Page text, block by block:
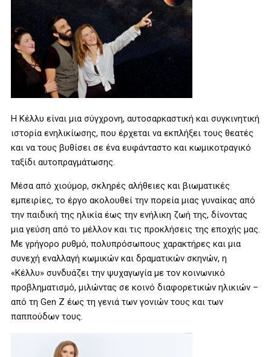
Η Κέλλυ είναι μια σύγχρονη, αυτοσαρκαστική και συγκινητική
ιστορία ενηλικίωσης, που έρχεται να εκπλήξει τους θεατές
και να τους βυθίσει σε ένα ευφάνταστο και κωμικοτραγικό
ταξίδι αυτοπραγμάτωσης.
Μέσα από χιούμορ, σκληρές αλήθειες και βιωματικές
εμπειρίες, το έργο ακολουθεί την πορεία μιας γυναίκας από
την παιδική της ηλικία έως την ενήλικη ζωή της, δίνοντας
μια γεύση από το μέλλον και τις προκλήσεις της εποχής μας.
Με γρήγορο ρυθμό, πολυπρόσωπους χαρακτήρες και μια
συνεχή εναλλαγή κωμικών και δραματικών σκηνών, η
«Κέλλυ» συνδυάζει την ψυχαγωγία με τον κοινωνικό
προβληματισμό, μιλώντας σε κοινό διαφορετικών ηλικιών –
από τη Gen Z έως τη γενιά των γονιών τους και των
παππούδων τους.